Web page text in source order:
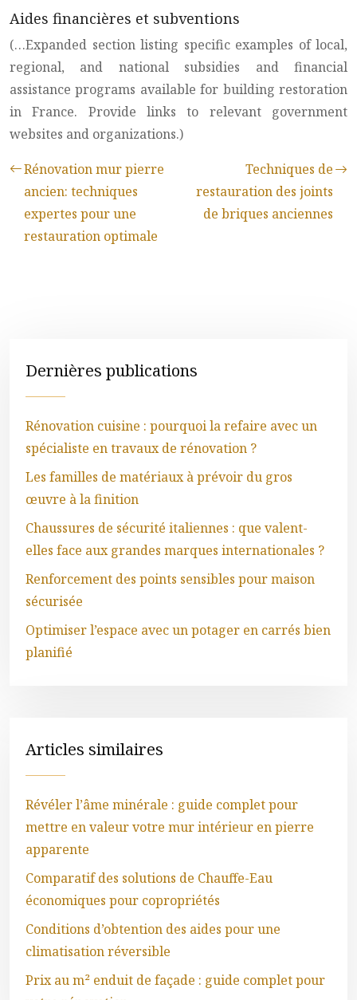
Aides financières et subventions
(…Expanded section listing specific examples of local,
regional, and national subsidies and financial
assistance programs available for building restoration
in France. Provide links to relevant government
websites and organizations.)
Rénovation mur pierre
ancien: techniques
expertes pour une
restauration optimale
Techniques de
restauration des joints
de briques anciennes
Dernières publications
Rénovation cuisine : pourquoi la refaire avec un
spécialiste en travaux de rénovation ?
Les familles de matériaux à prévoir du gros
œuvre à la finition
Chaussures de sécurité italiennes : que valent-
elles face aux grandes marques internationales ?
Renforcement des points sensibles pour maison
sécurisée
Optimiser l’espace avec un potager en carrés bien
planifié
Articles similaires
Révéler l’âme minérale : guide complet pour
mettre en valeur votre mur intérieur en pierre
apparente
Comparatif des solutions de Chauffe-Eau
économiques pour copropriétés
Conditions d’obtention des aides pour une
climatisation réversible
Prix au m² enduit de façade : guide complet pour